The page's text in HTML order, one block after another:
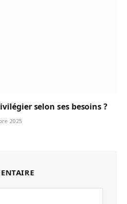
selon ses besoins ?
2025